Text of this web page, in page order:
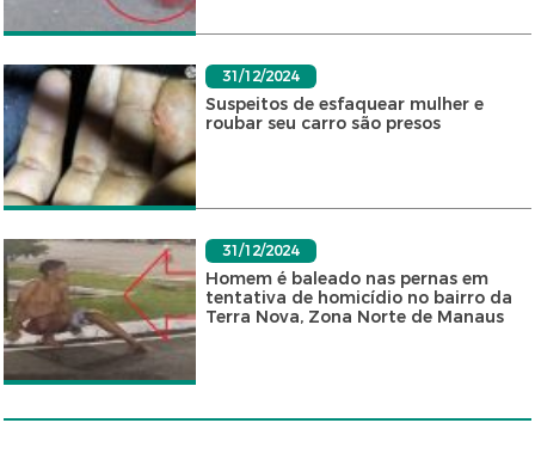
31/12/2024
Suspeitos de esfaquear mulher e
roubar seu carro são presos
31/12/2024
Homem é baleado nas pernas em
tentativa de homicídio no bairro da
Terra Nova, Zona Norte de Manaus